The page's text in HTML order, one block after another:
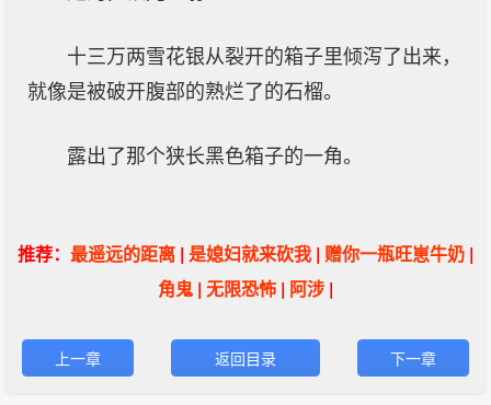
十三万两雪花银从裂开的箱子里倾泻了出来，
就像是被破开腹部的熟烂了的石榴。
露出了那个狭长黑色箱子的一角。
推荐： 最遥远的距离 | 是媳妇就来砍我 | 赠你一瓶旺崽牛奶 |
角鬼 | 无限恐怖 | 阿涉 |
上一章 返回目录 下一章